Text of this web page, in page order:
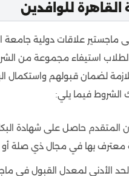
القاهرة للوافدين
ماجستير علاقات دولية جامعة
استيفاء مجموعة من
لضمان قبولهم واستكمال
الشروط فيما يلي:
المتقدم حاصل على شهادة
بها في مجال ذي صلة أو
الحد الأدنى لمعدل القبول في